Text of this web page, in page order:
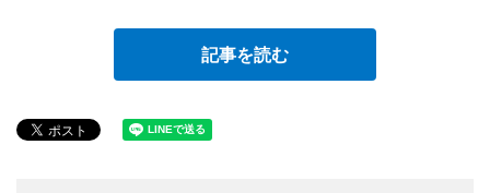
記事を読む